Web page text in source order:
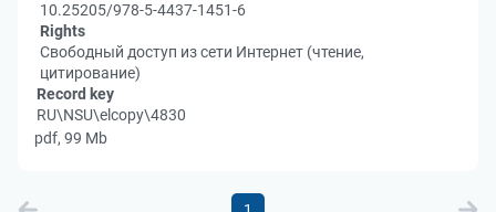
10.25205/978-5-4437-1451-6
Rights
Свободный доступ из сети Интернет (чтение,
цитирование)
Record key
RU\NSU\elcopy\4830
pdf, 99 Mb